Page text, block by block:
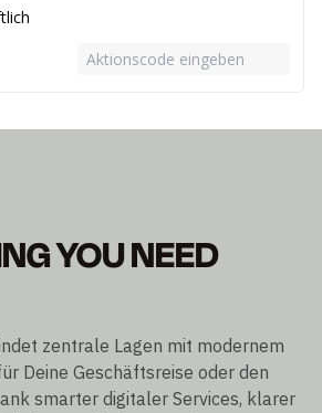
zentrale Lagen mit modernem
smarter digitaler Services, klarer
Anbindung an den
bleibst Du jederzeit connected